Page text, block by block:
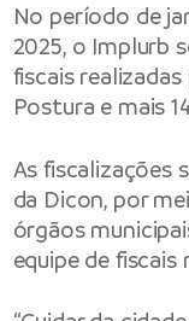
No período de
2025, o Implurb
fiscais
Postura e mais
As fiscalizações
da Dicon, por
órgãos
equipe de fiscais